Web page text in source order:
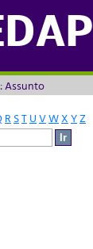
Assunto
RSTUVWXYZ